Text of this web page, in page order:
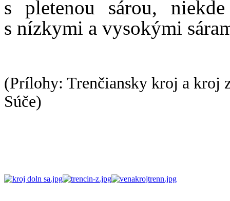
s pletenou sárou,
s nízkymi a vysokými
(Prílohy: Trenčiansky kroj a kroj
Súče)